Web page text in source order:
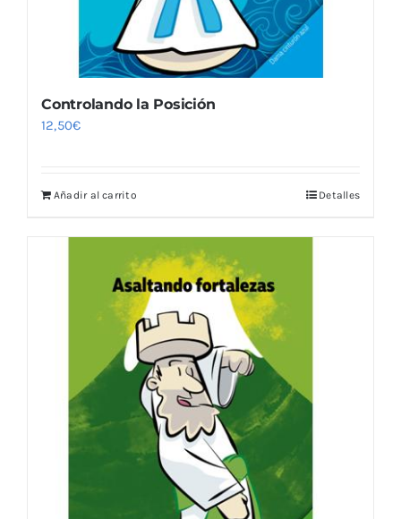
Controlando la Posición
12,50€
Añadir al carrito Detalles